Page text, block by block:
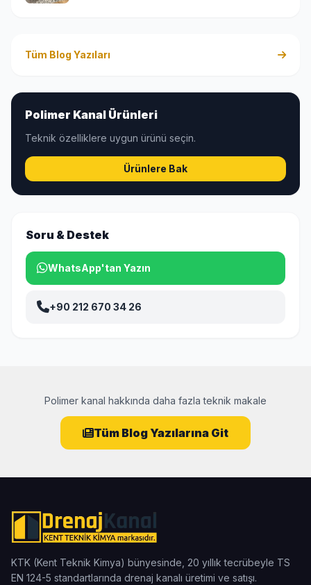
Tüm Blog Yazıları
Polimer Kanal Ürünleri
Teknik özelliklere uygun ürünü seçin.
Ürünlere Bak
Soru & Destek
WhatsApp'tan Yazın
+90 212 670 34 26
Polimer kanal hakkında daha fazla teknik makale
Tüm Blog Yazılarına Git
KTK (Kent Teknik Kimya) bünyesinde, 20 yıllık tecrübeyle TS
EN 124-5 standartlarında drenaj kanalı üretimi ve satışı.